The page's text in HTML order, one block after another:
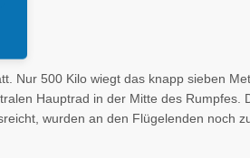
Nur 500 Kilo wiegt das knapp sieben
Hauptrad in der Mitte des Rumpfes.
wurden an den Flügelenden noch